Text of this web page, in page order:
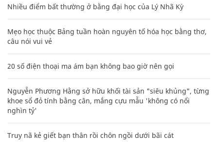
Nhiều điểm bất thường ở bằng đại học của Lý Nhã Kỳ
Mẹo học thuộc Bảng tuần hoàn nguyên tố hóa học bằng thơ,
câu nói vui vẻ
20 số điện thoại ma ám bạn không bao giờ nên gọi
Nguyễn Phương Hằng sở hữu khối tài sản "siêu khủng", từng
khoe sổ đỏ tính bằng cân, mắng cựu mẫu 'không có nổi
nghìn tỷ'
Truy nã kẻ giết bạn thân rồi chôn ngồi dưới bãi cát